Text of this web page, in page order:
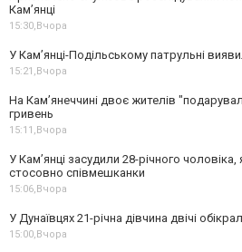
Кам’янці
15:30,Вчора
У Кам’янці-Подільському патрульні
15:21,Вчора
На Камʼянеччині двоє жителів
гривень
15:11,Вчора
У Камʼянці засудили 28-річного
стосовно співмешканки
15:06,Вчора
У Дунаївцях 21-річна дівчина двічі
15:00,Вчора